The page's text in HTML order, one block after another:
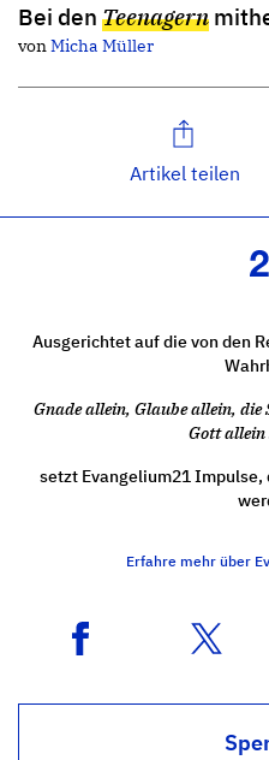
Bei den Teenagern
vonMicha Müller
Artikel teilen
Ausgerichtet auf die von den
Gnade allein, Glaube allein,
Gott allein
setzt Evangelium21
Erfahre mehr über